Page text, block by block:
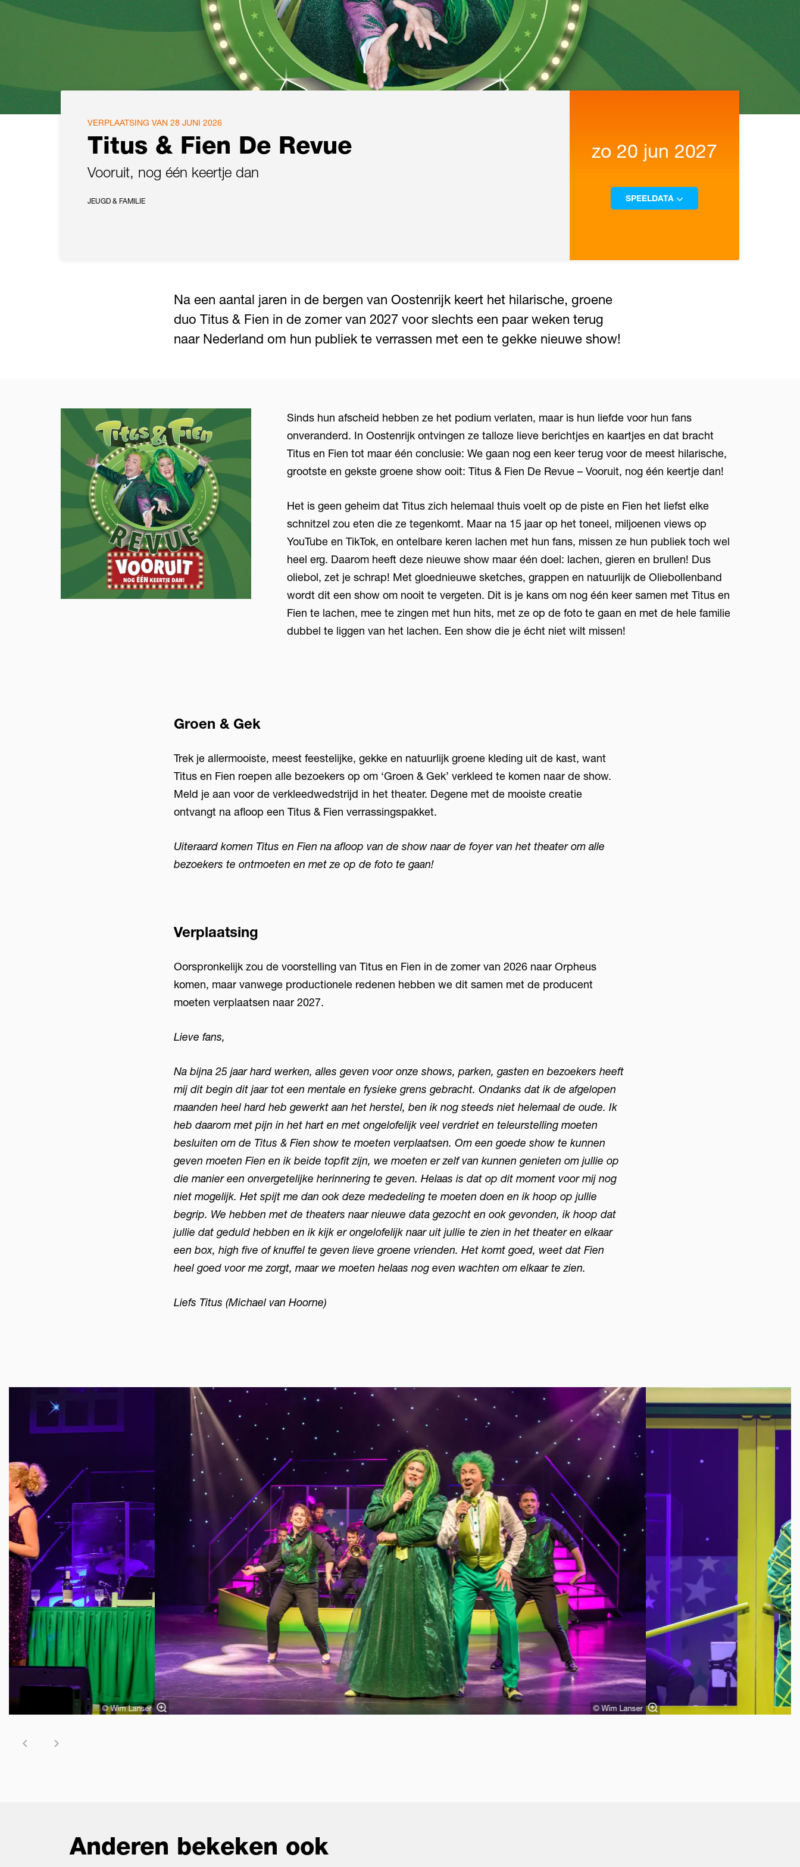
Titus & Fien De Revue
Vooruit, nog één keertje dan
VERPLAATSING VAN 28 JUNI 2026
JEUGD & FAMILIE
zo 20 jun 2027
SPEELDATA
Na een aantal jaren in de bergen van Oostenrijk keert het hilarische, groene
duo Titus & Fien in de zomer van 2027 voor slechts een paar weken terug
naar Nederland om hun publiek te verrassen met een te gekke nieuwe show!
Sinds hun afscheid hebben ze het podium verlaten, maar is hun liefde voor hun fans
onveranderd. In Oostenrijk ontvingen ze talloze lieve berichtjes en kaartjes en dat bracht
Titus en Fien tot maar één conclusie: We gaan nog een keer terug voor de meest hilarische,
grootste en gekste groene show ooit: Titus & Fien De Revue – Vooruit, nog één keertje dan!
Het is geen geheim dat Titus zich helemaal thuis voelt op de piste en Fien het liefst elke
schnitzel zou eten die ze tegenkomt. Maar na 15 jaar op het toneel, miljoenen views op
YouTube en TikTok, en ontelbare keren lachen met hun fans, missen ze hun publiek toch wel
heel erg. Daarom heeft deze nieuwe show maar één doel: lachen, gieren en brullen! Dus
oliebol, zet je schrap! Met gloednieuwe sketches, grappen en natuurlijk de Oliebollenband
wordt dit een show om nooit te vergeten. Dit is je kans om nog één keer samen met Titus en
Fien te lachen, mee te zingen met hun hits, met ze op de foto te gaan en met de hele familie
dubbel te liggen van het lachen. Een show die je écht niet wilt missen!
Groen & Gek
Trek je allermooiste, meest feestelijke, gekke en natuurlijk groene kleding uit de kast, want
Titus en Fien roepen alle bezoekers op om ‘Groen & Gek’ verkleed te komen naar de show.
Meld je aan voor de verkleedwedstrijd in het theater. Degene met de mooiste creatie
ontvangt na afloop een Titus & Fien verrassingspakket.
Uiteraard komen Titus en Fien na afloop van de show naar de foyer van het theater om alle
bezoekers te ontmoeten en met ze op de foto te gaan!
Verplaatsing
Oorspronkelijk zou de voorstelling van Titus en Fien in de zomer van 2026 naar Orpheus
komen, maar vanwege productionele redenen hebben we dit samen met de producent
moeten verplaatsen naar 2027.
Lieve fans,
Na bijna 25 jaar hard werken, alles geven voor onze shows, parken, gasten en bezoekers heeft
mij dit begin dit jaar tot een mentale en fysieke grens gebracht. Ondanks dat ik de afgelopen
maanden heel hard heb gewerkt aan het herstel, ben ik nog steeds niet helemaal de oude. Ik
heb daarom met pijn in het hart en met ongelofelijk veel verdriet en teleurstelling moeten
besluiten om de Titus & Fien show te moeten verplaatsen. Om een goede show te kunnen
geven moeten Fien en ik beide topfit zijn, we moeten er zelf van kunnen genieten om jullie op
die manier een onvergetelijke herinnering te geven. Helaas is dat op dit moment voor mij nog
niet mogelijk. Het spijt me dan ook deze mededeling te moeten doen en ik hoop op jullie
begrip. We hebben met de theaters naar nieuwe data gezocht en ook gevonden, ik hoop dat
jullie dat geduld hebben en ik kijk er ongelofelijk naar uit jullie te zien in het theater en elkaar
een box, high five of knuffel te geven lieve groene vrienden. Het komt goed, weet dat Fien
heel goed voor me zorgt, maar we moeten helaas nog even wachten om elkaar te zien.
Liefs Titus (Michael van Hoorne)
© Wim Lanser © Wim Lanser
Inzoomen
Anderen bekeken ook